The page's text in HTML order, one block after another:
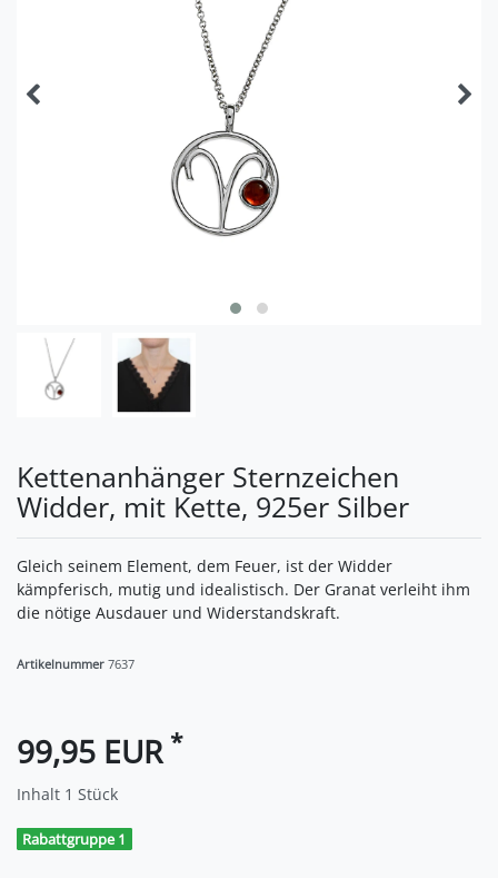
Kettenanhänger Sternzeichen
Widder, mit Kette, 925er Silber
Gleich seinem Element, dem Feuer, ist der Widder
kämpferisch, mutig und idealistisch. Der Granat verleiht ihm
die nötige Ausdauer und Widerstandskraft.
Artikelnummer 7637
99,95 EUR *
Inhalt 1 Stück
Rabattgruppe 1